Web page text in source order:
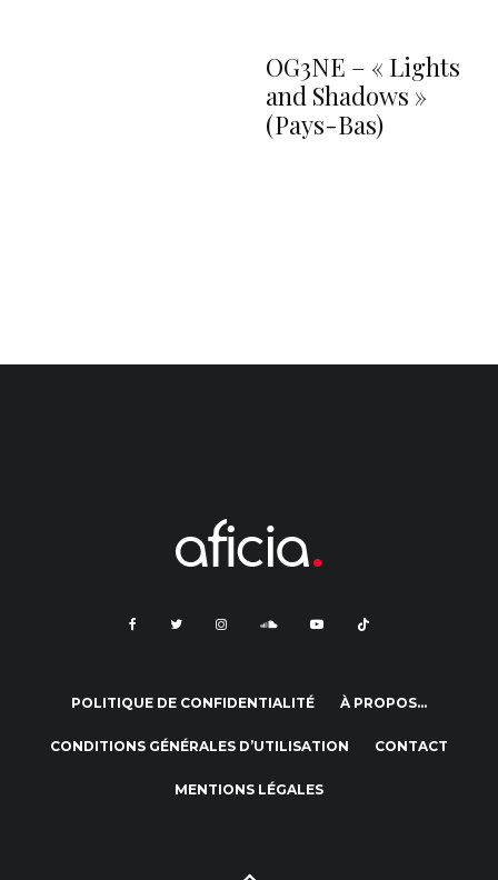
OG3NE – « Lights
and Shadows »
(Pays-Bas)
POLITIQUE DE CONFIDENTIALITÉ À PROPOS…
CONDITIONS GÉNÉRALES D’UTILISATION CONTACT
MENTIONS LÉGALES